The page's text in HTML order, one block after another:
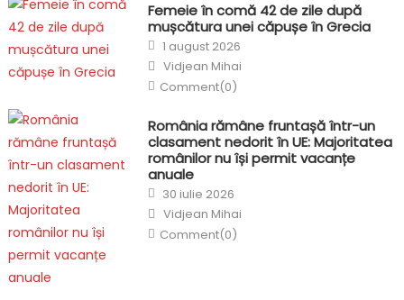
Femeie în comă 42 de zile după
mușcătura unei căpușe în Grecia
Posted
on
1 august 2026
Author
Vidjean Mihai
Comment(0)
România rămâne fruntașă într-un
clasament nedorit în UE: Majoritatea
românilor nu își permit vacanțe
anuale
Posted
on
30 iulie 2026
Author
Vidjean Mihai
Comment(0)